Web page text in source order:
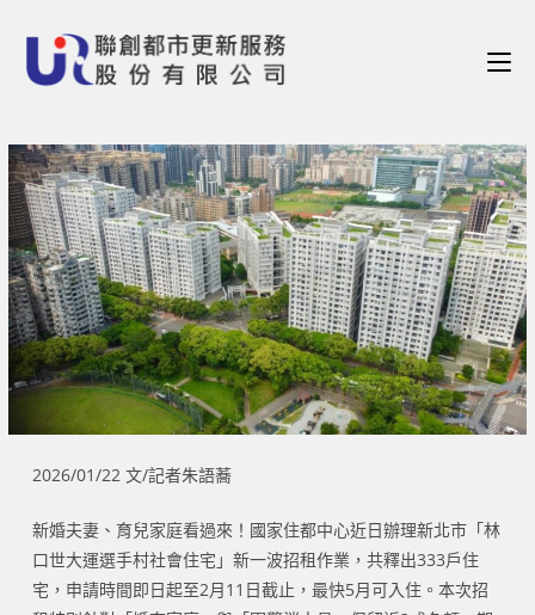
2026/01/22 文/記者朱語蕎
新婚夫妻、育兒家庭看過來！國家住都中心近日辦理新北市「林
口世大運選手村社會住宅」新一波招租作業，共釋出333戶住
宅，申請時間即日起至2月11日截止，最快5月可入住。本次招